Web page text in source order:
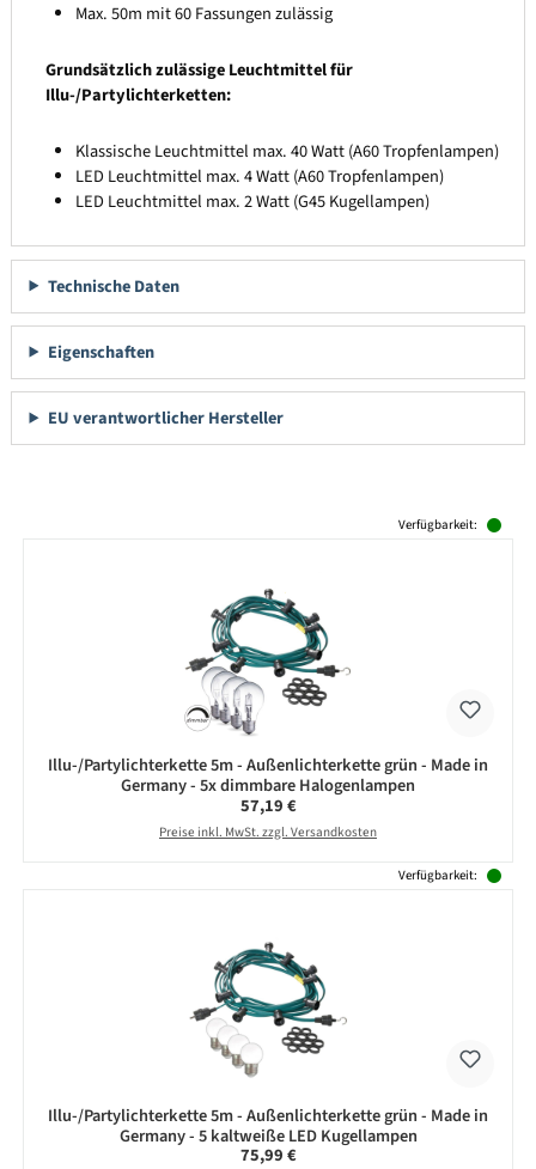
Max. 50m mit 60 Fassungen zulässig
Grundsätzlich zulässige Leuchtmittel für
Illu-/Partylichterketten:
Klassische Leuchtmittel max. 40 Watt (A60 Tropfenlampen)
LED Leuchtmittel max. 4 Watt (A60 Tropfenlampen)
LED Leuchtmittel max. 2 Watt (G45 Kugellampen)
Technische Daten
Eigenschaften
EU verantwortlicher Hersteller
Verfügbarkeit:
Illu-/Partylichterkette 5m - Außenlichterkette grün - Made in
Germany - 5x dimmbare Halogenlampen
Regulärer Preis:
57,19 €
Preise inkl. MwSt. zzgl. Versandkosten
Verfügbarkeit:
Illu-/Partylichterkette 5m - Außenlichterkette grün - Made in
Germany - 5 kaltweiße LED Kugellampen
Regulärer Preis:
75,99 €